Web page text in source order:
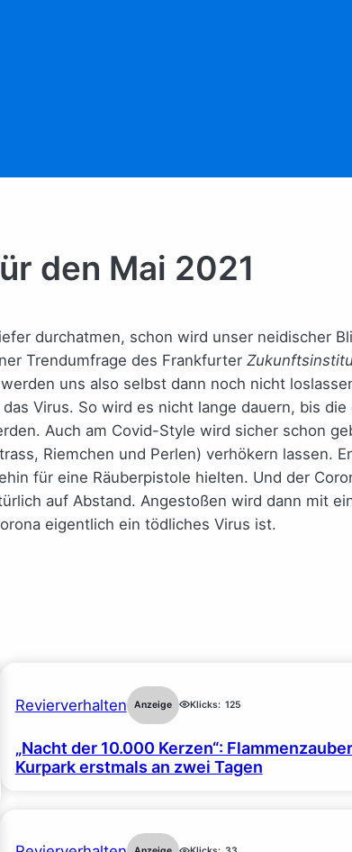
den Mai 2021
durchatmen, schon wird unser neidischer
Trendumfrage des Frankfurter
uns also selbst dann noch nicht
Virus. So wird es nicht lange dauern, bis
Auch am Covid-Style wird sicher schon
Riemchen und Perlen) verhökern lassen.
für eine Räuberpistole hielten. Und der
auf Abstand. Angestoßen wird dann mit
eigentlich ein tödliches Virus ist.
Revierverhalten Anzeige Klicks: 125
„Nacht der 10.000 Kerzen“:
Kurpark erstmals an zwei Tagen